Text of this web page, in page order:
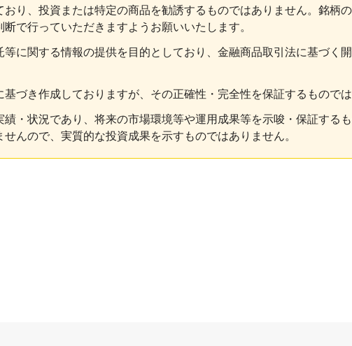
り、投資または特定の商品を勧誘するものではありません。銘柄
で行っていただきますようお願いいたします。
に関する情報の提供を目的としており、金融商品取引法に基づく
づき作成しておりますが、その正確性・完全性を保証するものでは
・状況であり、将来の市場環境等や運用成果等を示唆・保証する
んので、実質的な投資成果を示すものではありません。